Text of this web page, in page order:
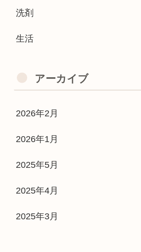
洗剤
生活
アーカイブ
2026年2月
2026年1月
2025年5月
2025年4月
2025年3月